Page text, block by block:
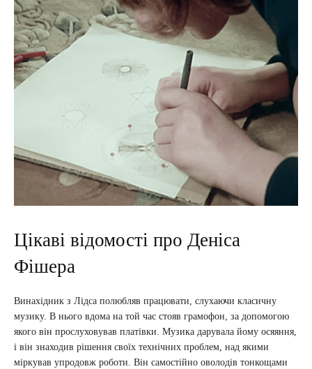
Цікаві відомості про Деніса
Фішера
Винахідник з Лідса полюбляв працювати, слухаючи класичну
музику. В нього вдома на той час стояв грамофон, за допомогою
якого він прослуховував платівки. Музика дарувала йому осяяння,
і він знаходив рішення своїх технічних проблем, над якими
міркував упродовж роботи. Він самостійно оволодів тонкощами